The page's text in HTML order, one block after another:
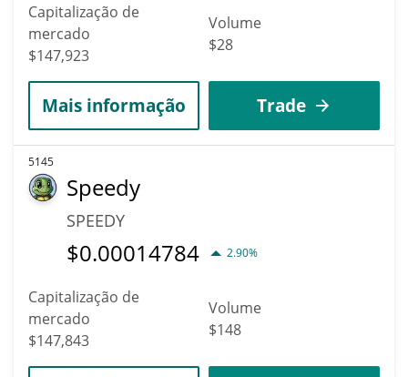
Capitalização de
mercado
$147,923
Volume
$28
Mais informação Trade
5145
Speedy
SPEEDY
$0.00014784 2.90%
Capitalização de
mercado
$147,843
Volume
$148